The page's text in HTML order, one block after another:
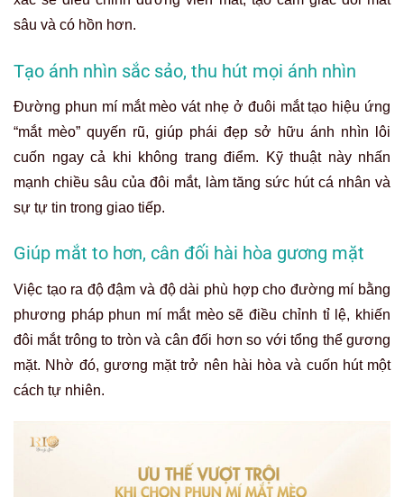
sâu và có hồn hơn.
Tạo ánh nhìn sắc sảo, thu hút mọi ánh nhìn
Đường phun mí mắt mèo vát nhẹ ở đuôi mắt tạo hiệu ứng
“mắt mèo” quyến rũ, giúp phái đẹp sở hữu ánh nhìn lôi
cuốn ngay cả khi không trang điểm. Kỹ thuật này nhấn
mạnh chiều sâu của đôi mắt, làm tăng sức hút cá nhân và
sự tự tin trong giao tiếp.
Giúp mắt to hơn, cân đối hài hòa gương mặt
Việc tạo ra độ đậm và độ dài phù hợp cho đường mí bằng
phương pháp phun mí mắt mèo sẽ điều chỉnh tỉ lệ, khiến
đôi mắt trông to tròn và cân đối hơn so với tổng thể gương
mặt. Nhờ đó, gương mặt trở nên hài hòa và cuốn hút một
cách tự nhiên.